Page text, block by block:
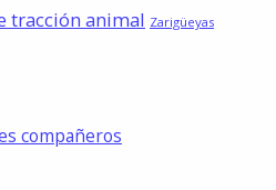
tracción animal Zarigüeyas
compañeros